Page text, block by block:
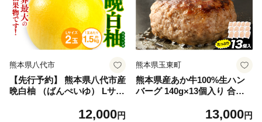
熊本県八代市
【先行予約】 熊本県八代市産
晩白柚 （ばんぺいゆ） Lサイ
もの フルーツ おやつ 特産 熊
12,000円
熊本県玉東町
熊本県産あか牛100%生ハン
バーグ 140g×13個入り 合計1
に出荷予定(土日祝除く)》熊
13,000円